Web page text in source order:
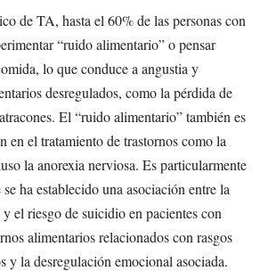
de TA, hasta el 60% de las personas con
“ruido alimentario” o pensar
lo que conduce a angustia y
desregulados, como la pérdida de
El “ruido alimentario” también es
en el tratamiento de trastornos como la
la anorexia nerviosa. Es particularmente
ha establecido una asociación entre la
y el riesgo de suicidio en pacientes con
alimentarios relacionados con rasgos
y la desregulación emocional asociada.